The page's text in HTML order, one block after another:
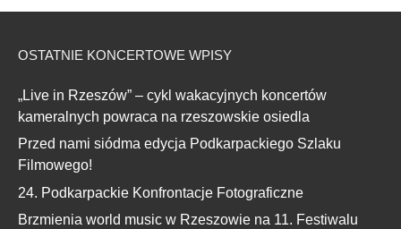
OSTATNIE KONCERTOWE WPISY
„Live in Rzeszów” – cykl wakacyjnych koncertów
kameralnych powraca na rzeszowskie osiedla
Przed nami siódma edycja Podkarpackiego Szlaku
Filmowego!
24. Podkarpackie Konfrontacje Fotograficzne
Brzmienia world music w Rzeszowie na 11. Festiwalu